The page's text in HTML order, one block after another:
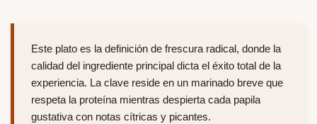
Este plato es la definición de frescura radical, donde la
calidad del ingrediente principal dicta el éxito total de la
experiencia. La clave reside en un marinado breve que
respeta la proteína mientras despierta cada papila
gustativa con notas cítricas y picantes.